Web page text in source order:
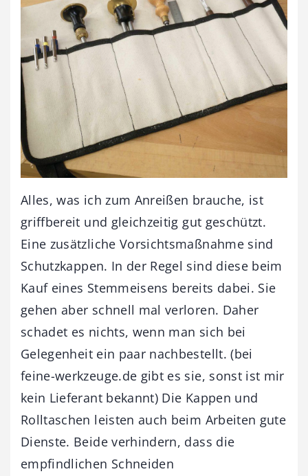
Alles, was ich zum Anreißen brauche, ist
griffbereit und gleichzeitig gut geschützt.
Eine zusätzliche Vorsichtsmaßnahme sind
Schutzkappen. In der Regel sind diese beim
Kauf eines Stemmeisens bereits dabei. Sie
gehen aber schnell mal verloren. Daher
schadet es nichts, wenn man sich bei
Gelegenheit ein paar nachbestellt. (bei
feine-werkzeuge.de gibt es sie, sonst ist mir
kein Lieferant bekannt) Die Kappen und
Rolltaschen leisten auch beim Arbeiten gute
Dienste. Beide verhindern, dass die
empfindlichen Schneiden